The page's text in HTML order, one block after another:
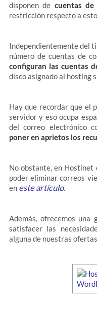
disponen de cuentas
restricción respecto a
Independientemente del
número de cuentas de
configuran las cuentas
disco asignado al hosting
Hay que recordar que el
servidor y eso ocupa
del correo electrónico
poner en aprietos los
No obstante, en Hostinet
poder eliminar correos
en este artículo.
Además, ofrecemos una
satisfacer las
alguna de nuestras